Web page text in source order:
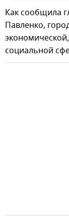
Как сообщила
Павленко,
социальной